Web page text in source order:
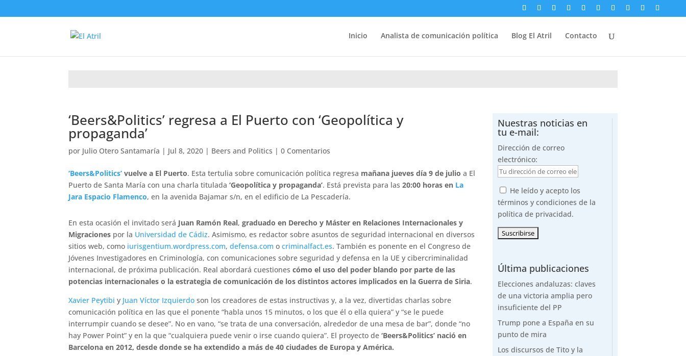
Inicio Analista de comunicación política Blog El Atril Contacto
‘Beers&Politics’ regresa a El Puerto con ‘Geopolítica y
propaganda’
por Julio Otero Santamaría | Jul 8, 2020 | Beers and Politics |0 Comentarios
‘Beers&Politics’ vuelve a El Puerto. Esta tertulia sobre comunicación política regresa mañana jueves día 9 de julio a El
Puerto de Santa María con una charla titulada‘Geopolítica y propaganda’. Está prevista para las20:00 horas en La
Jara Espacio Flamenco, en la avenida Bajamar s/n, en el edificio de La Pescadería.
En esta ocasión el invitado será Juan Ramón Real,graduado en Derecho y Máster en Relaciones Internacionales y
Migraciones por la Universidad de Cádiz. Asimismo, es redactor sobre asuntos de seguridad internacional en diversos
sitios web, como iurisgentium.wordpress.com,defensa.com ocriminalfact.es. También es ponente en el Congreso de
Jóvenes Investigadores en Criminología, con comunicaciones sobre seguridad y defensa en la UE y cibercriminalidad
internacional, de próxima publicación. Real abordará cuestionescómo el uso del poder blando por parte de las
potencias internacionales o la estrategia de comunicación de los distintos actores implicados en la Guerra de Siria.
Xavier Peytibi y Juan Víctor Izquierdo son los creadores de estas instructivas y, a la vez, divertidas charlas sobre
comunicación política en las que el ponente “habla unos 15 minutos, o los que él o ella quiera” y “se le puede
interrumpir cuando se desee”. No en vano, “se trata de una conversación, alrededor de una mesa de bar”, donde “no
hay Power Point” y en la que “cualquiera puede venir o irse cuando quiera”. El proyecto de ‘Beers&Politics’ nació en
Barcelona en 2012, desde donde se ha extendido a más de 40 ciudades de Europa y América.
Nuestras noticias en
tu e-mail:
Dirección de correo
electrónico:
He leído y acepto los
términos y condiciones de la
política de privacidad.
Última publicaciones
Elecciones andaluzas: claves
de una victoria amplia pero
insuficiente del PP
Trump pone a España en su
punto de mira
Los discursos de Tito y la